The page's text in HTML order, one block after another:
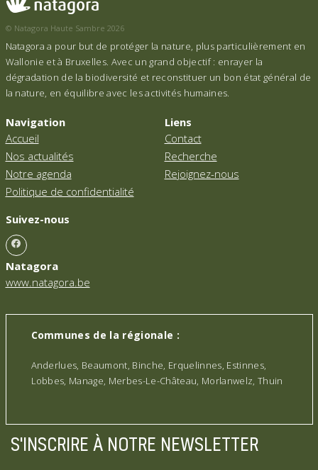
© Natagora Haute Sambre 2026
Natagora a pour but de protéger la nature, plus particulièrement en
Wallonie et à Bruxelles. Avec un grand objectif : enrayer la
dégradation de la biodiversité et reconstituer un bon état général de
la nature, en équilibre avec les activités humaines.
Navigation
Accueil
Nos actualités
Notre agenda
Politique de confidentialité
Liens
Contact
Recherche
Rejoignez-nous
Suivez-nous
Natagora
www.natagora.be
Communes de la régionale :
Anderlues, Beaumont, Binche, Erquelinnes, Estinnes,
Lobbes, Manage, Merbes-Le-Château, Morlanwelz, Thuin
S'INSCRIRE À NOTRE NEWSLETTER